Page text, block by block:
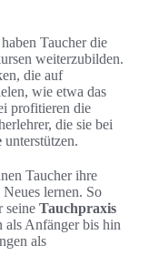
Taucher die
weiterzubilden.
die auf
wie etwa das
profitieren die
die sie bei
unterstützen.
Taucher ihre
lernen. So
seine Tauchpraxis
als Anfänger bis hin
als